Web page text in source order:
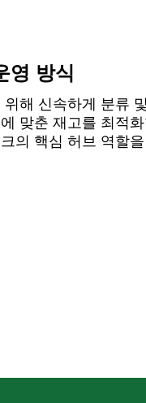
영 방식
위해 신속하게 분류
맞춘 재고를 최적
의 핵심 허브 역할